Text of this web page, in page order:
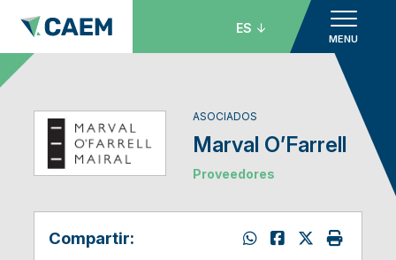
MENU
ES
ASOCIADOS
Marval O’Farrell
Proveedores
Compartir: